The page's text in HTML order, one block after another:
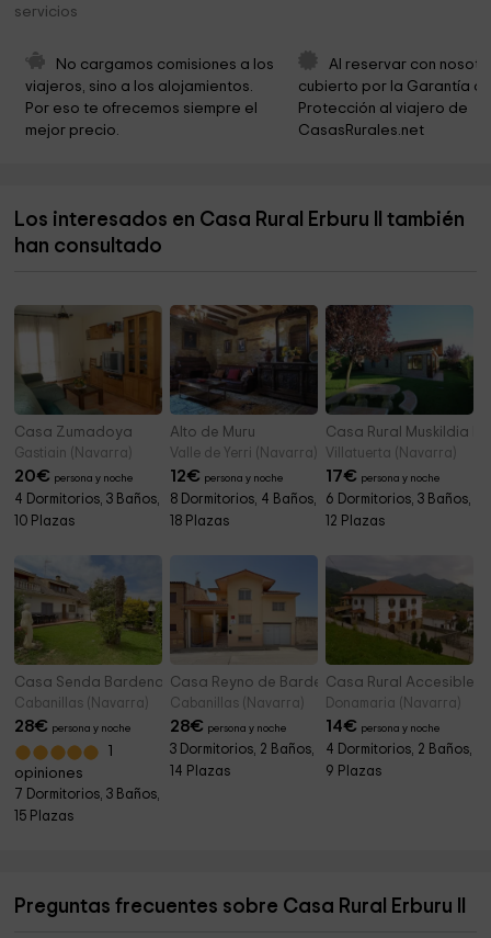
Ermita de Aitzaga o Itzara
Siervas de María Ministras de los Enfermos Provincia
de Madrid Curia Provincial
2,3 km
Ermita Sto Cristo de Otadia
servicios
No cargamos comisiones a los
viajeros, sino a los alojamientos.
Por eso te ofrecemos siempre el
mejor precio.
Al reservar con
cubierto por la Garantía
Protección al viajero de
CasasRurales.net
Los interesados en Casa Rural Erburu Il también
han consultado
Casa Zumadoya
Gastiain (Navarra)
20€ persona y noche
4 Dormitorios, 3 Baños,
10 Plazas
Alto de Muru
Valle de Yerri (Navarra)
12€ persona y noche
8 Dormitorios, 4 Baños,
18 Plazas
Casa Rural Muskildia
Villatuerta (Navarra)
17€ persona y noche
6 Dormitorios, 3 Baños,
12 Plazas
Casa Senda Bardenas
Cabanillas (Navarra)
28€ persona y noche
opiniones
7 Dormitorios, 3 Baños,
15 Plazas
Casa Reyno de Bardenas
Cabanillas (Navarra)
28€ persona y noche
3 Dormitorios, 2 Baños,
14 Plazas
Casa Rural Accesible
Donamaria (Navarra)
14€ persona y noche
4 Dormitorios, 2 Baños,
9 Plazas
Preguntas frecuentes sobre Casa Rural Erburu Il